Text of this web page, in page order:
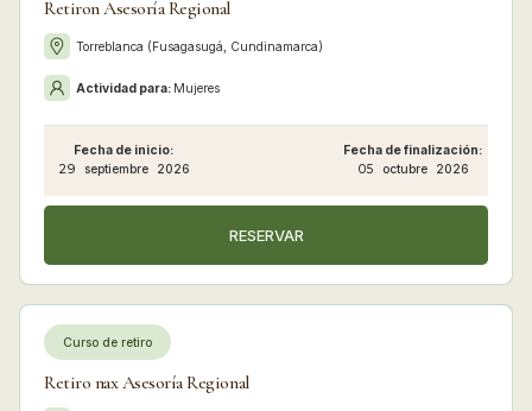
Retiron Asesoría Regional
Torreblanca (Fusagasugá, Cundinamarca)
Actividad para: Mujeres
Fecha de inicio:
29 septiembre 2026
Fecha de finalización:
05 octubre 2026
RESERVAR
Curso de retiro
Retiro nax Asesoría Regional